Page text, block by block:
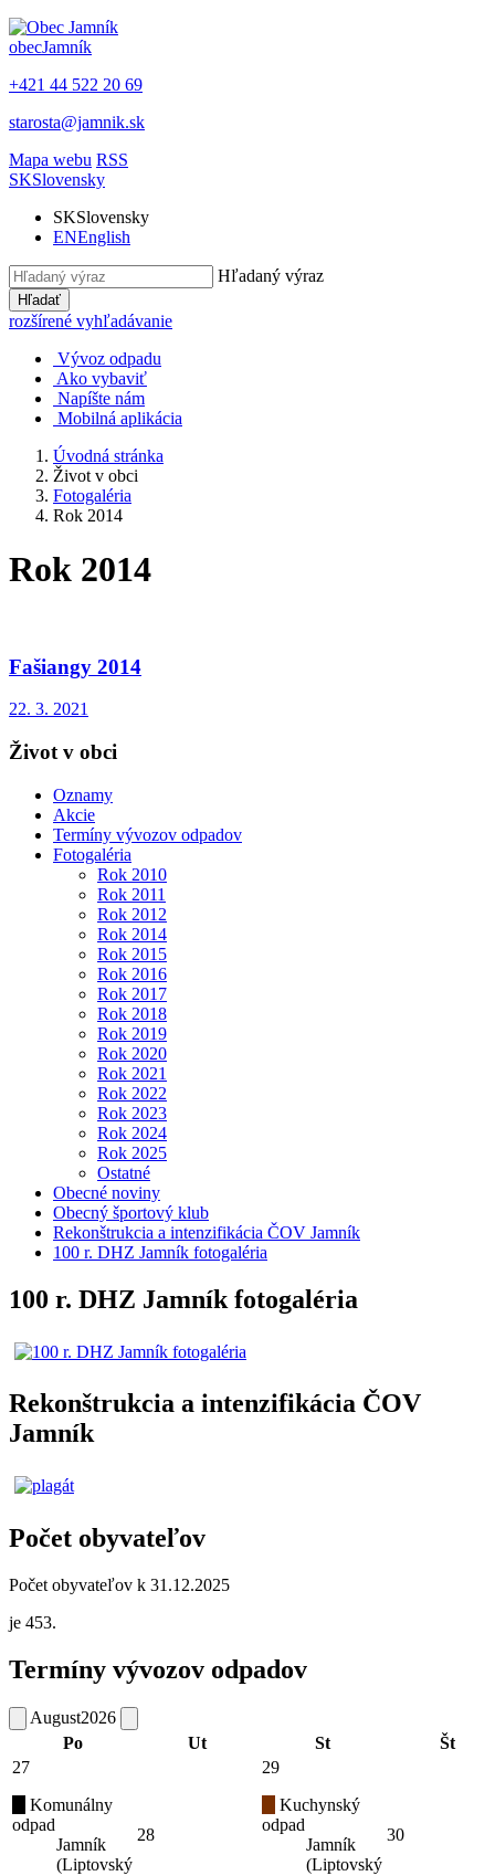
obecJamník
+421 44 522 20 69
starosta@jamnik.sk
Mapa webu RSS
SKSlovensky
SKSlovensky
ENEnglish
Hľadaný výraz
Hľadať
rozšírené vyhľadávanie
Vývoz odpadu
Ako vybaviť
Napíšte nám
Mobilná aplikácia
Úvodná stránka
Život v obci
Fotogaléria
Rok 2014
Rok 2014
Fašiangy 2014
22. 3. 2021
Život v obci
Oznamy
Akcie
Termíny vývozov odpadov
Fotogaléria
Rok 2010
Rok 2011
Rok 2012
Rok 2014
Rok 2015
Rok 2016
Rok 2017
Rok 2018
Rok 2019
Rok 2020
Rok 2021
Rok 2022
Rok 2023
Rok 2024
Rok 2025
Ostatné
Obecné noviny
Obecný športový klub
Rekonštrukcia a intenzifikácia ČOV Jamník
100 r. DHZ Jamník fotogaléria
100 r. DHZ Jamník fotogaléria
Rekonštrukcia a intenzifikácia ČOV
Jamník
Počet obyvateľov
Počet obyvateľov k 31.12.2025
je 453.
Termíny vývozov odpadov
August2026
Po
Ut St
Št
27
Komunálny
odpad
Jamník
(Liptovský
28
29
Kuchynský
odpad
Jamník
(Liptovský
30